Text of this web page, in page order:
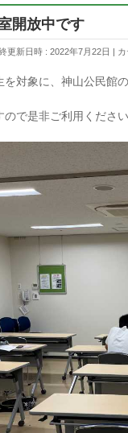
開放中です
更新日時 : 2022年7月22日
対象に、神山公民館
で是非ご利用ください